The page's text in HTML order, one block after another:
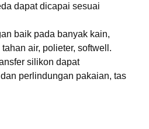
dapat dicapai sesuai
baik pada banyak kain,
air, polieter, softwell.
silikon dapat
perlindungan pakaian, tas